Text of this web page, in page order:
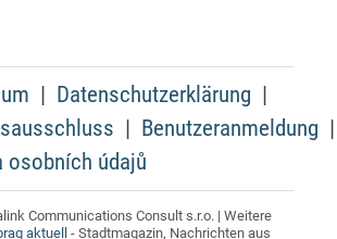
Datenschutzerklärung
Benutzeranmeldung
osobních údajů
Communications Consult s.r.o. | Weitere
aktuell - Stadtmagazin, Nachrichten aus